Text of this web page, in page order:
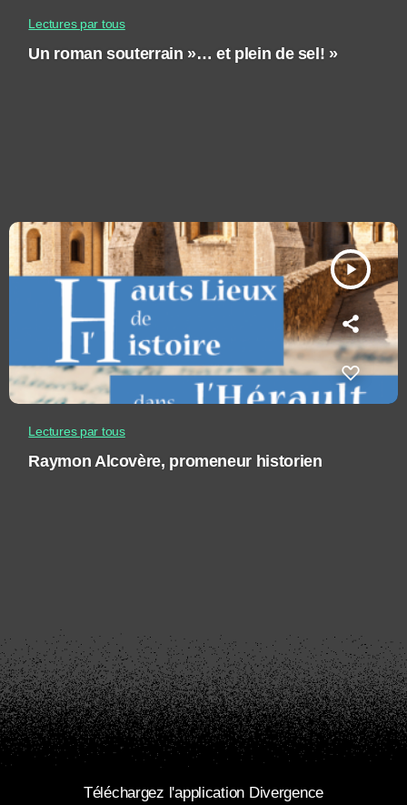
Lectures par tous
Un roman souterrain »… et plein de sel! »
play_arrow
Lectures par tous
Raymon Alcovère, promeneur historien
Téléchargez l'application Divergence